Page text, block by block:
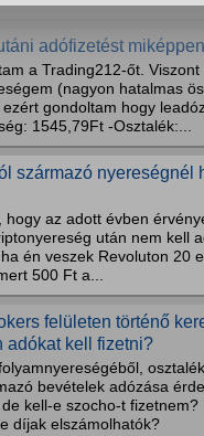
adófizetést
a Trading212-őt.
(nagyon hatalmas
gondoltam hogy
1545,79Ft -Osztalék:...
származó nyereségnél
hogy az adott évben
után nem kell
én veszek Revoluton 20
500 Ft a...
felületen történő
adókat kell fizetni?
bevételek adózása
kell-e szocho-t fizetnem?
díjak elszámolhatók?